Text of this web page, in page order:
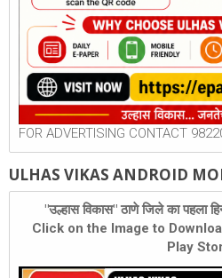
FOR ADVERTISING CONTACT
ULHAS VIKAS ANDROID
"उल्हास विकास" ठाणे जिले का पहला
Click on the Image to
Play